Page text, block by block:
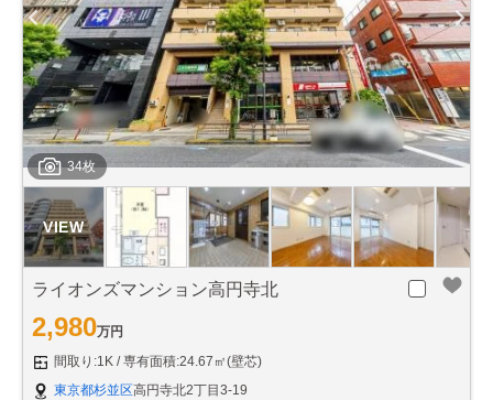
34枚
ライオンズマンション高円寺北
2,980万円
間取り:1K
専有面積:24.67㎡(壁芯)
東京都杉並区高円寺北2丁目3-19